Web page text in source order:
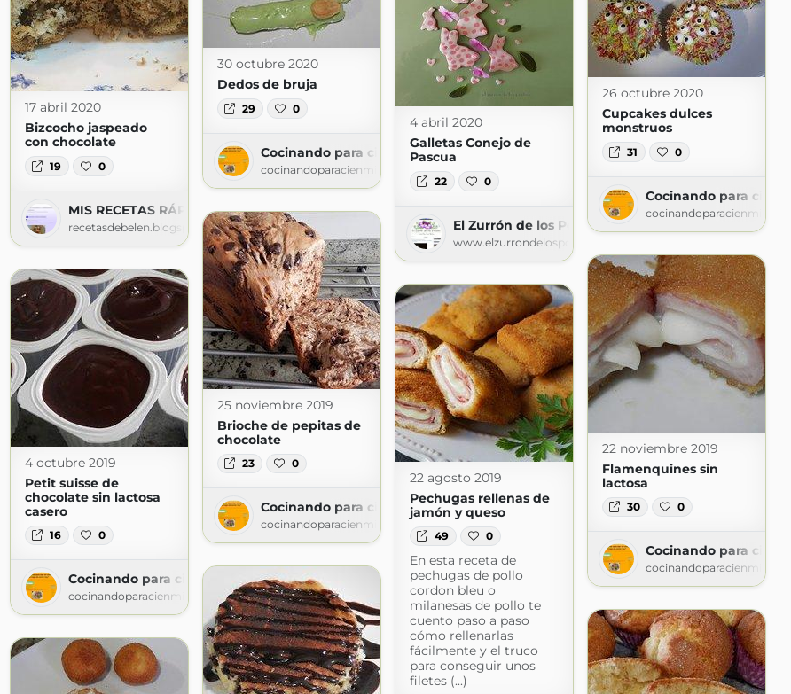
mil vikingos, ¿Qué hago de comer hoy?
30 octubre 2020
Dedos de bruja
29 0
Cocinando para cien mil vikingos, ¿Qué hago de comer hoy?
cocinandoparacienmilvikingos.blogspot.com
26 octubre 2020
Cupcakes dulces
monstruos
31 0
Cocinando para cien
17 abril 2020
Bizcocho jaspeado
con chocolate
19 0
MIS RECETAS RÁPIDAS Y SORPRENDENTES (Recetasdebelen)
recetasdebelen.blogspot.com
4 abril 2020
Galletas Conejo de
Pascua
22 0
El Zurrón de los Postres
www.elzurrondelospostres.com
25 noviembre 2019
Brioche de pepitas de
chocolate
23 0
Cocinando para cien mil vikingos, ¿Qué hago de comer hoy?
cocinandoparacienmilvikingos.blogspot.com
22 noviembre 2019
Flamenquines sin
lactosa
30 0
Cocinando para cien
4 octubre 2019
Petit suisse de
chocolate sin lactosa
casero
16 0
Cocinando para cien mil vikingos, ¿Qué hago de comer hoy?
cocinandoparacienmilvikingos.blogspot.com
22 agosto 2019
Pechugas rellenas de
jamón y queso
49 0
En esta receta de
pechugas de pollo
cordon bleu o
milanesas de pollo te
cuento paso a paso
cómo rellenarlas
fácilmente y el truco
para conseguir unos
filetes (...)